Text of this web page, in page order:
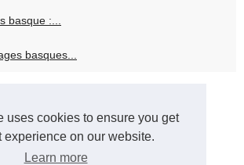
uses cookies to ensure you get
experience on our website.
Learn more
basque :...
basques...